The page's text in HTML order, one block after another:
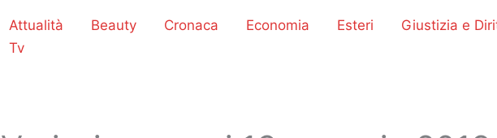
Attualità Beauty Cronaca Economia Esteri Giustizia e
Tv